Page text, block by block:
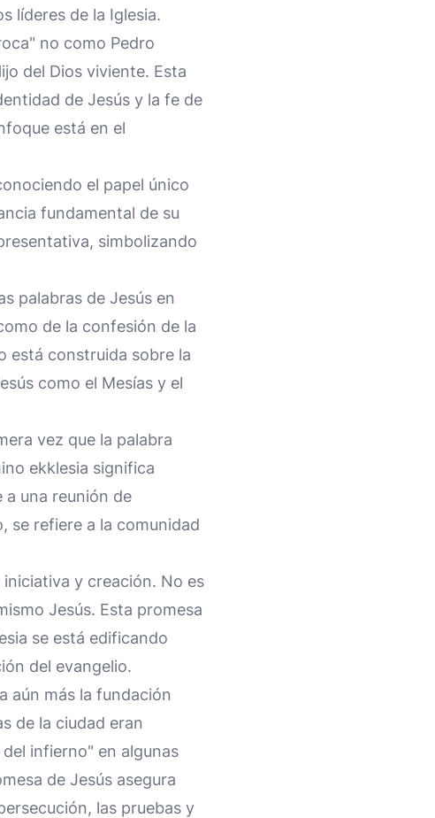
líderes de la Iglesia.
no como Pedro
del Dios viviente. Esta
de Jesús y la fe de
está en el
el papel único
fundamental de su
simbolizando
palabras de Jesús en
de la confesión de la
está construida sobre la
como el Mesías y el
vez que la palabra
ekklesia significa
a una reunión de
se refiere a la comunidad
iniciativa y creación. No es
Jesús. Esta promesa
se está edificando
del evangelio.
aún más la fundación
de la ciudad eran
infierno" en algunas
de Jesús asegura
las pruebas y